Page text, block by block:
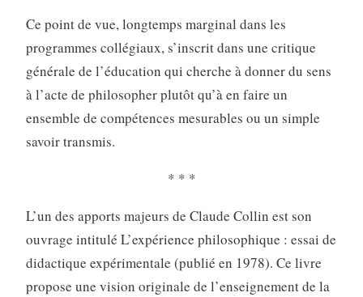
Ce point de vue, longtemps marginal dans les
programmes collégiaux, s’inscrit dans une critique
générale de l’éducation qui cherche à donner du sens
à l’acte de philosopher plutôt qu’à en faire un
ensemble de compétences mesurables ou un simple
savoir transmis.
* * *
L’un des apports majeurs de Claude Collin est son
ouvrage intitulé L’expérience philosophique : essai de
didactique expérimentale (publié en 1978). Ce livre
propose une vision originale de l’enseignement de la